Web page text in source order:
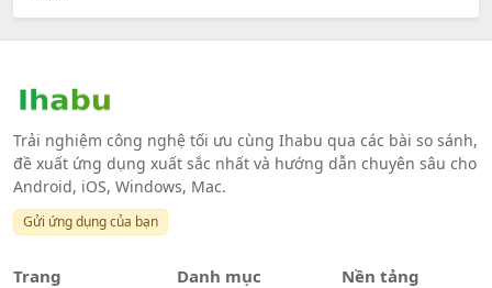
Trải nghiệm công nghệ tối ưu cùng Ihabu qua các bài so sánh,
đề xuất ứng dụng xuất sắc nhất và hướng dẫn chuyên sâu cho
Android, iOS, Windows, Mac.
Gửi ứng dụng của bạn
Trang Danh mục Nền tảng